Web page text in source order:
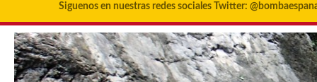
Siguenos en nuestras redes sociales Twitter: